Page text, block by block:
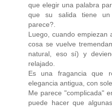
que elegir una palabra
que su salida tiene un
parece?.
Luego, cuando empiezan
cosa se vuelve
natural, eso sí) y
relajado.
Es una fragancia que
elegancia antigua, con
Me parece "complicada"
puede hacer que